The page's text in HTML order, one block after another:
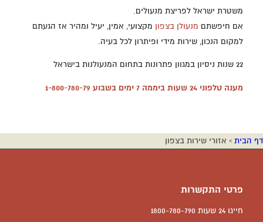
משטרת ישראל לפריצת מנעולים.
אם חיפשתם מנעולן בצפון מקצועי, אמין, יעיל ומהיר אז הגעתם
למקום הנכון, שירות מידי ופיתרון לכל בעיה.
22 שנות ניסיון במגוון פתרונות בתחום המנעולנות בישראל
מענה טלפוני 24 שעות ביממה 7 ימים בשבוע 1-800-780-79
דף הבית › אזורי שירות בצפון
פרטי התקשרות
חייגו 24 שעות 1800-780-790